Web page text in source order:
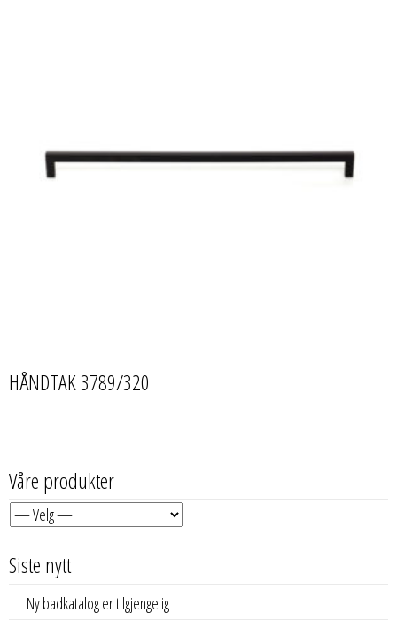
HÅNDTAK 3789/320
Våre produkter
Siste nytt
Ny badkatalog er tilgjengelig